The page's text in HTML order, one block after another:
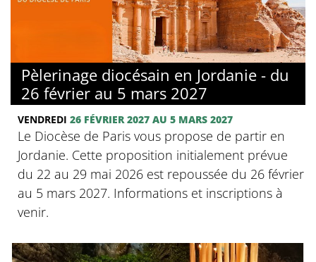
Pèlerinage diocésain en Jordanie - du
26 février au 5 mars 2027
VENDREDI 26 FÉVRIER 2027 AU 5 MARS 2027
Le Diocèse de Paris vous propose de partir en
Jordanie. Cette proposition initialement prévue
du 22 au 29 mai 2026 est repoussée du 26 février
au 5 mars 2027. Informations et inscriptions à
venir.